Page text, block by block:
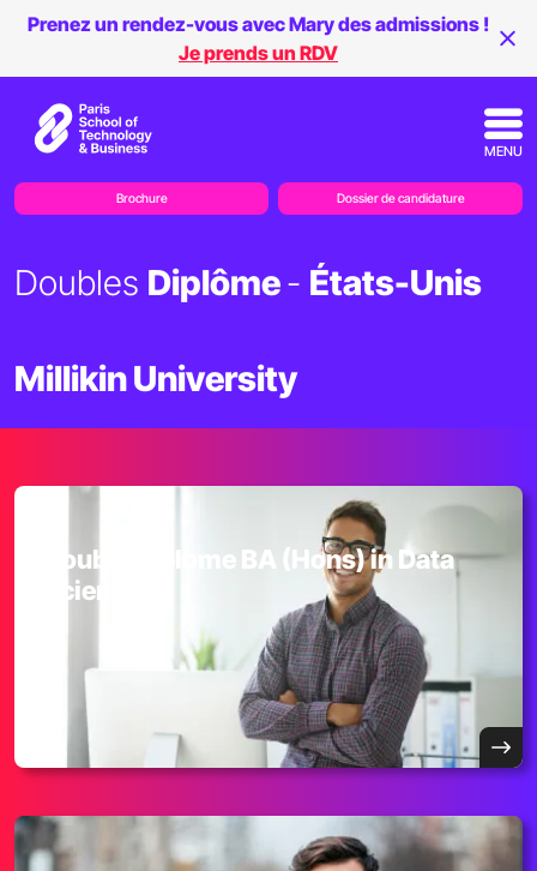
Millikin University
Doubles Diplôme- États-Unis
Double Diplome BA (Hons) in Data
Science
Prenez un rendez-vous avec Mary des admissions !
Je prends un RDV
MENU
Brochure Dossier de candidature